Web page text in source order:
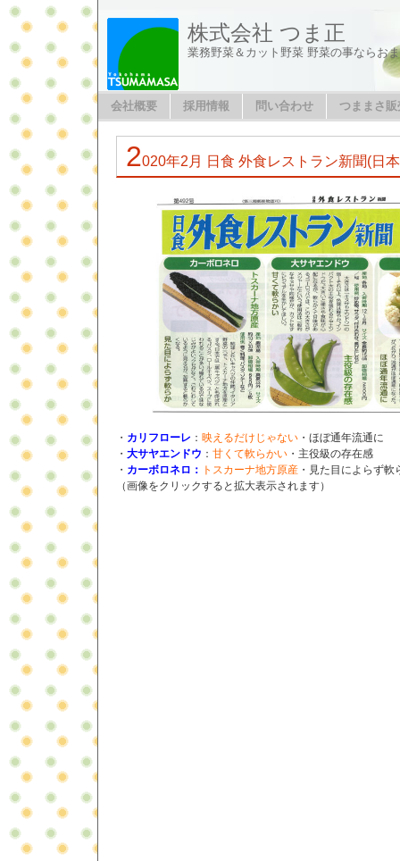
株式会社 つま正
業務野菜＆カット野菜 野菜の事ならお
会社概要 採用情報 問い合わせ つままさ
2020年2月 日食 外食レストラン新聞(日
・ カリフローレ ： 映えるだけじゃない ・ほぼ通年流通に
・ 大サヤエンドウ ： 甘くて軟らかい ・主役級の存在感
・ カーボロネロ： トスカーナ地方原産 ・見た目によらず軟
（画像をクリックすると拡大表示されます）